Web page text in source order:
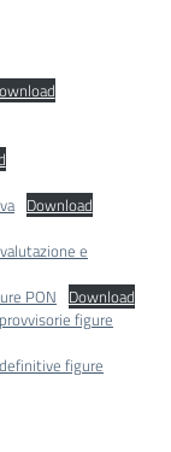
Download
e
PON Download
figure
figure